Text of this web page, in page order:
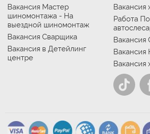
Вакансия Мастер
шиномонтажа - На
выездной шиномонтаж
Вакансия Сварщика
Вакансия в Детейлинг
центре
Вакансия
Работа
Вакансия
Вакансия
Вакансия